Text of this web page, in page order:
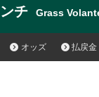
チ Grass
オッズ 払戻金